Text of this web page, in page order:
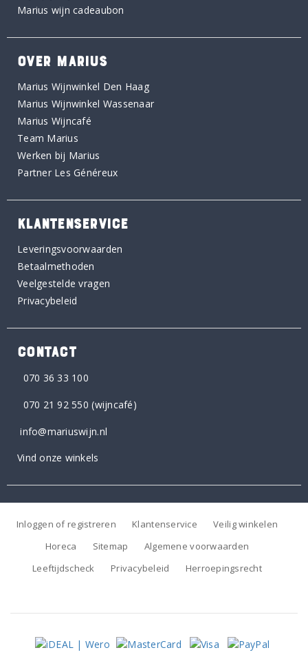
Marius wijn cadeaubon
OVER MARIUS
Marius Wijnwinkel Den Haag
Marius Wijnwinkel Wassenaar
Marius Wijncafé
Team Marius
Werken bij Marius
Partner Les Généreux
KLANTENSERVICE
Leveringsvoorwaarden
Betaalmethoden
Veelgestelde vragen
Privacybeleid
CONTACT
070 36 33 100
070 21 92 550 (wijncafé)
info@mariuswijn.nl
Vind onze winkels
Inloggen of registreren Klantenservice
Veilig winkelen
Horeca
Sitemap
Algemene voorwaarden
Leeftijdscheck
Privacybeleid Herroepingsrecht